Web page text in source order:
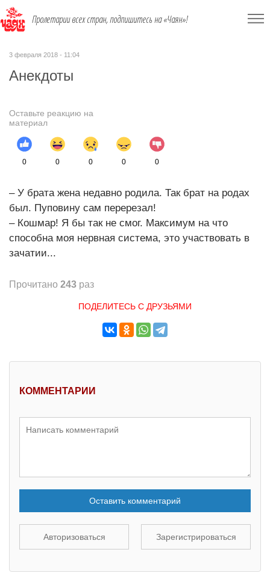
Пролетарии всех стран, подпишитесь на «Чаян»!
3 февраля 2018 - 11:04
Анекдоты
Оставьте реакцию на
материал
0 0 0 0 0
– У брата жена недавно родила. Так брат на родах
был. Пуповину сам перерезал!
– Кошмар! Я бы так не смог. Максимум на что
способна моя нервная система, это участвовать в
зачатии...
Прочитано 243 раз
ПОДЕЛИТЕСЬ С ДРУЗЬЯМИ
КОММЕНТАРИИ
Оставить комментарий
Авторизоваться Зарегистрироваться